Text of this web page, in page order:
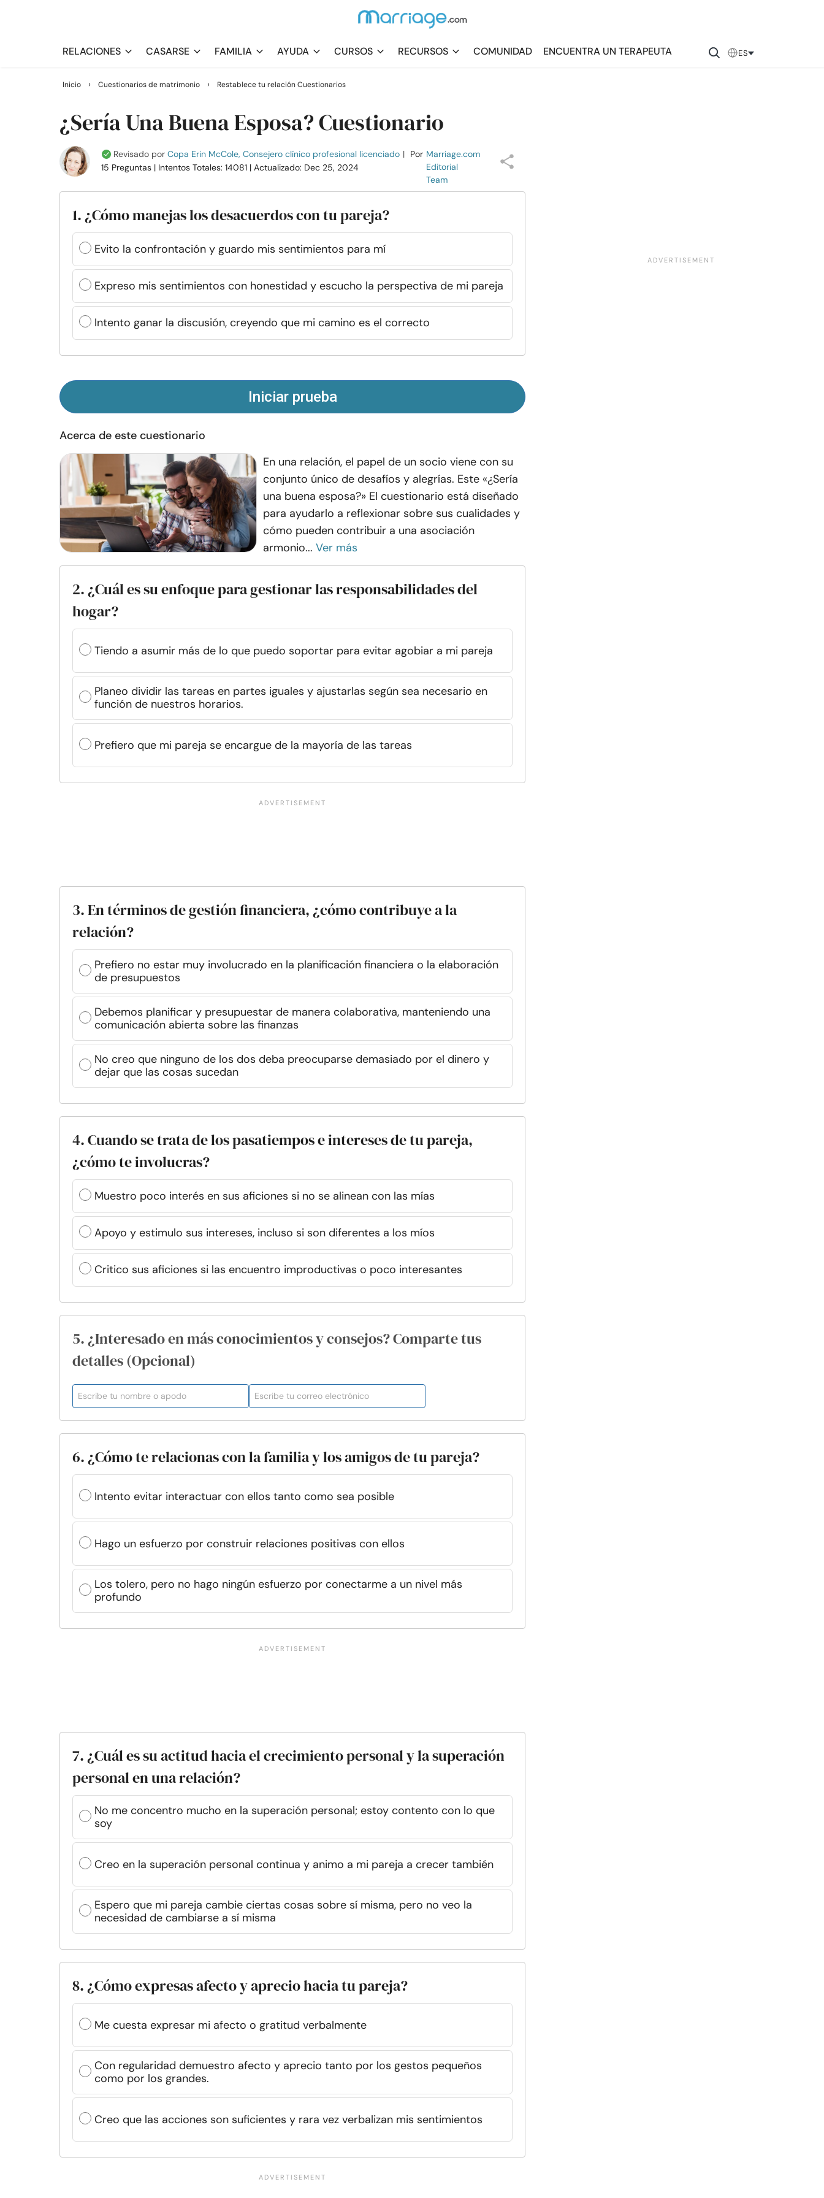
RELACIONES CASARSE FAMILIA AYUDA CURSOS RECURSOS COMUNIDAD ENCUENTRA UN TERAPEUTA ES
Inicio › Cuestionarios de matrimonio › Restablece tu relación Cuestionarios
¿Sería Una Buena Esposa? Cuestionario
Revisado por Copa Erin McCole, Consejero clínico profesional licenciado | Por Marriage.com
Editorial
Team
15 Preguntas | Intentos Totales: 14081 | Actualizado: Dec 25, 2024
1. ¿Cómo manejas los desacuerdos con tu pareja?
Evito la confrontación y guardo mis sentimientos para mí
Expreso mis sentimientos con honestidad y escucho la perspectiva de mi pareja
Intento ganar la discusión, creyendo que mi camino es el correcto
Iniciar prueba
Acerca de este cuestionario
En una relación, el papel de un socio viene con su
conjunto único de desafíos y alegrías. Este «¿Sería
una buena esposa?» El cuestionario está diseñado
para ayudarlo a reflexionar sobre sus cualidades y
cómo pueden contribuir a una asociación
armonio... Ver más
2. ¿Cuál es su enfoque para gestionar las responsabilidades del
hogar?
Tiendo a asumir más de lo que puedo soportar para evitar agobiar a mi pareja
Planeo dividir las tareas en partes iguales y ajustarlas según sea necesario en
función de nuestros horarios.
Prefiero que mi pareja se encargue de la mayoría de las tareas
3. En términos de gestión financiera, ¿cómo contribuye a la
relación?
Prefiero no estar muy involucrado en la planificación financiera o la elaboración
de presupuestos
Debemos planificar y presupuestar de manera colaborativa, manteniendo una
comunicación abierta sobre las finanzas
No creo que ninguno de los dos deba preocuparse demasiado por el dinero y
dejar que las cosas sucedan
4. Cuando se trata de los pasatiempos e intereses de tu pareja,
¿cómo te involucras?
Muestro poco interés en sus aficiones si no se alinean con las mías
Apoyo y estimulo sus intereses, incluso si son diferentes a los míos
Critico sus aficiones si las encuentro improductivas o poco interesantes
5. ¿Interesado en más conocimientos y consejos? Comparte tus
detalles (Opcional)
6. ¿Cómo te relacionas con la familia y los amigos de tu pareja?
Intento evitar interactuar con ellos tanto como sea posible
Hago un esfuerzo por construir relaciones positivas con ellos
Los tolero, pero no hago ningún esfuerzo por conectarme a un nivel más
profundo
7. ¿Cuál es su actitud hacia el crecimiento personal y la superación
personal en una relación?
No me concentro mucho en la superación personal; estoy contento con lo que
soy
Creo en la superación personal continua y animo a mi pareja a crecer también
Espero que mi pareja cambie ciertas cosas sobre sí misma, pero no veo la
necesidad de cambiarse a sí misma
8. ¿Cómo expresas afecto y aprecio hacia tu pareja?
Me cuesta expresar mi afecto o gratitud verbalmente
Con regularidad demuestro afecto y aprecio tanto por los gestos pequeños
como por los grandes.
Creo que las acciones son suficientes y rara vez verbalizan mis sentimientos